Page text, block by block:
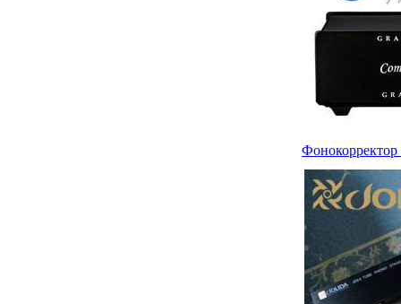
Фонокорректор